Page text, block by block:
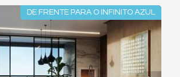
DE FRENTE PARA O INFINITO AZUL